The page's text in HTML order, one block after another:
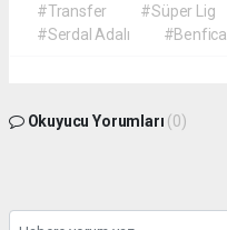
#Transfer #Süper Lig
#Serdal Adalı
#Benfica
Okuyucu Yorumları (0)